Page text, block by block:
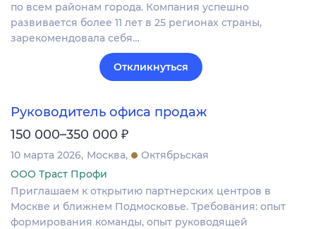
по всем районам города. Компания успешно
развивается более 11 лет в 25 регионах страны,
зарекомендовала себя…
Откликнуться
Руководитель офиса продаж
150 000–350 000 ₽
10 марта 2026 Москва
Октябрьская
ООО Траст Профи
Приглашаем к открытию партнерских центров в
Москве и ближнем Подмосковье. Требования: опыт
формирования команды, опыт руководящей